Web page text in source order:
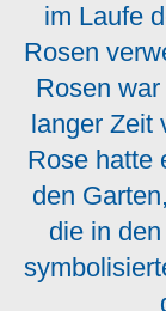
im Laufe
Rosen
Rosen
langer Zeit
Rose hatte
den
die in